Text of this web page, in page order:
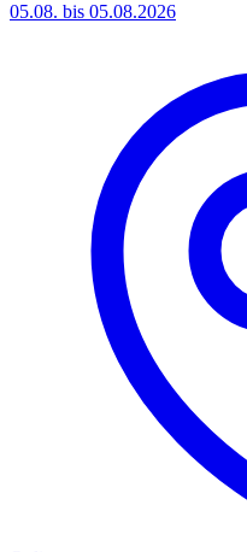
05.08. bis 05.08.2026